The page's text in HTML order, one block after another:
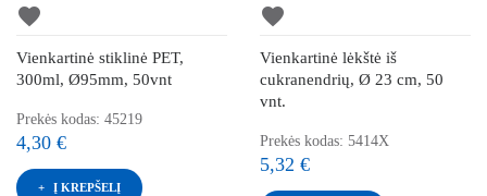
favorite
Vienkartinė stiklinė PET,
300ml, Ø95mm, 50vnt
Prekės kodas: 45219
4,30 €
Į KREPŠELĮ
favorite
Vienkartinė lėkštė iš
cukranendrių, Ø 23 cm, 50
vnt.
Prekės kodas: 5414X
5,32 €